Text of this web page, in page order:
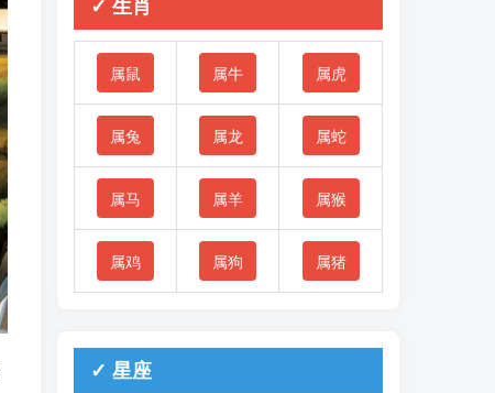
属鼠 属牛 属虎
属兔 属龙 属蛇
属马 属羊 属猴
属鸡 属狗 属猪
✓ 星座